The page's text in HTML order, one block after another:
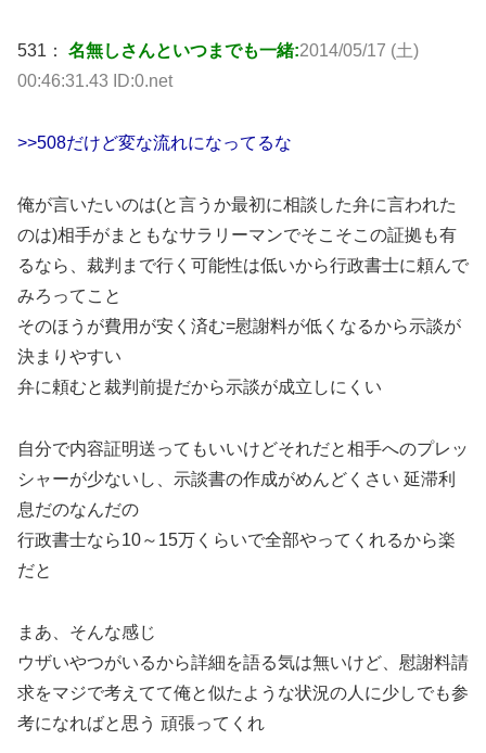
531： 名無しさんといつまでも一緒:2014/05/17 (土)
00:46:31.43 ID:0.net
>>508だけど変な流れになってるな
俺が言いたいのは(と言うか最初に相談した弁に言われた
のは)相手がまともなサラリーマンでそこそこの証拠も有
るなら、裁判まで行く可能性は低いから行政書士に頼んで
みろってこと
そのほうが費用が安く済む=慰謝料が低くなるから示談が
決まりやすい
弁に頼むと裁判前提だから示談が成立しにくい
自分で内容証明送ってもいいけどそれだと相手へのプレッ
シャーが少ないし、示談書の作成がめんどくさい 延滞利
息だのなんだの
行政書士なら10～15万くらいで全部やってくれるから楽
だと
まあ、そんな感じ
ウザいやつがいるから詳細を語る気は無いけど、慰謝料請
求をマジで考えてて俺と似たような状況の人に少しでも参
考になればと思う 頑張ってくれ